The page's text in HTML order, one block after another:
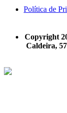
Política de
Copyright
Caldeira,